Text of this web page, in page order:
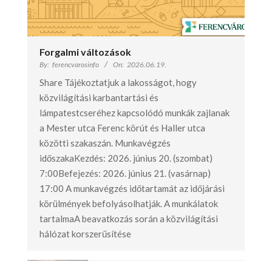
Forgalmi változások
By: ferencvarosinfo On: 2026.06.19.
Share Tájékoztatjuk a lakosságot, hogy
közvilágítási karbantartási és
lámpatestcseréhez kapcsolódó munkák zajlanak
a Mester utca Ferenc körút és Haller utca
közötti szakaszán. Munkavégzés
időszakaKezdés: 2026. június 20. (szombat)
7:00Befejezés: 2026. június 21. (vasárnap)
17:00 A munkavégzés időtartamát az időjárási
körülmények befolyásolhatják. A munkálatok
tartalmaA beavatkozás során a közvilágítási
hálózat korszerűsítése